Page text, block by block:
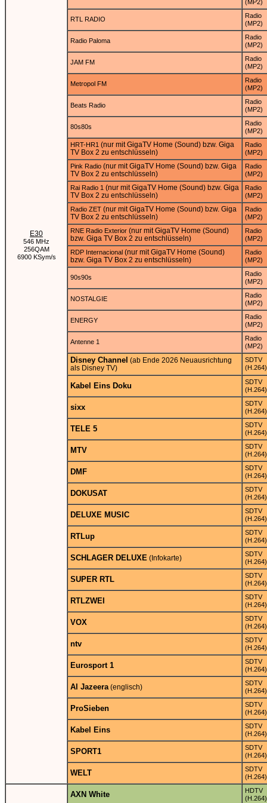
E30
546 MHz
256QAM
6900 KSym/s
(MP2)
RTL RADIO
Radio
(MP2)
Radio Paloma
Radio
(MP2)
JAM FM
Radio
(MP2)
Metropol FM
Radio
(MP2)
Beats Radio
Radio
(MP2)
80s80s
Radio
(MP2)
HRT-HR1 (nur mit GigaTV Home (Sound) bzw. Giga
TV Box 2 zu entschlüsseln)
Radio
(MP2)
Pink Radio (nur mit GigaTV Home (Sound) bzw. Giga
TV Box 2 zu entschlüsseln)
Radio
(MP2)
Rai Radio 1 (nur mit GigaTV Home (Sound) bzw. Giga
TV Box 2 zu entschlüsseln)
Radio
(MP2)
Radio ZET (nur mit GigaTV Home (Sound) bzw. Giga
TV Box 2 zu entschlüsseln)
Radio
(MP2)
RNE Radio Exterior (nur mit GigaTV Home (Sound)
bzw. Giga TV Box 2 zu entschlüsseln)
Radio
(MP2)
RDP Internacional (nur mit GigaTV Home (Sound)
bzw. Giga TV Box 2 zu entschlüsseln)
Radio
(MP2)
90s90s
Radio
(MP2)
NOSTALGIE
Radio
(MP2)
ENERGY
Radio
(MP2)
Antenne 1
Radio
(MP2)
Disney Channel (ab Ende 2026 Neuausrichtung
als Disney TV)
SDTV
(H.264)
Kabel Eins Doku
SDTV
(H.264)
sixx
SDTV
(H.264)
TELE 5
SDTV
(H.264)
MTV
SDTV
(H.264)
DMF
SDTV
(H.264)
DOKUSAT
SDTV
(H.264)
DELUXE MUSIC
SDTV
(H.264)
RTLup
SDTV
(H.264)
SCHLAGER DELUXE (Infokarte)
SDTV
(H.264)
SUPER RTL
SDTV
(H.264)
RTLZWEI
SDTV
(H.264)
VOX
SDTV
(H.264)
ntv
SDTV
(H.264)
Eurosport 1
SDTV
(H.264)
Al Jazeera(englisch)
SDTV
(H.264)
ProSieben
SDTV
(H.264)
Kabel Eins
SDTV
(H.264)
SPORT1
SDTV
(H.264)
WELT
SDTV
(H.264)
AXN White
HDTV
(H.264)